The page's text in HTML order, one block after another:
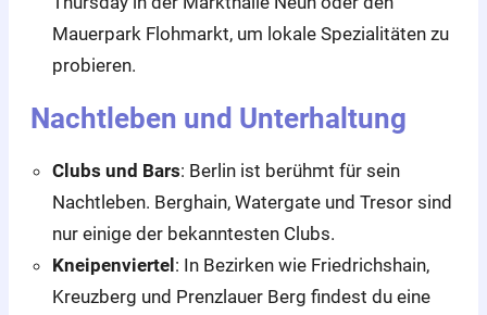
Mauerpark Flohmarkt, um lokale Spezialitäten zu
probieren.
Nachtleben und Unterhaltung
Clubs und Bars: Berlin ist berühmt für sein
Nachtleben. Berghain, Watergate und Tresor sind
nur einige der bekanntesten Clubs.
Kneipenviertel: In Bezirken wie Friedrichshain,
Kreuzberg und Prenzlauer Berg findest du eine